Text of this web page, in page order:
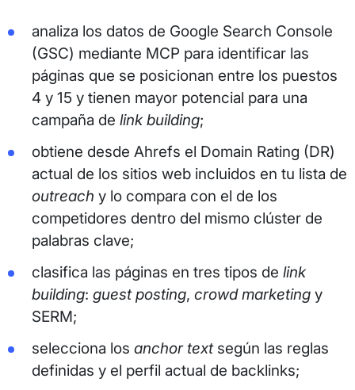
analiza los datos de Google Search Console
(GSC) mediante MCP para identificar las
páginas que se posicionan entre los puestos
4 y 15 y tienen mayor potencial para una
campaña de link building;
obtiene desde Ahrefs el Domain Rating (DR)
actual de los sitios web incluidos en tu lista de
outreach y lo compara con el de los
competidores dentro del mismo clúster de
palabras clave;
clasifica las páginas en tres tipos de link
building: guest posting, crowd marketing y
SERM;
selecciona los anchor textsegún las reglas
definidas y el perfil actual de backlinks;